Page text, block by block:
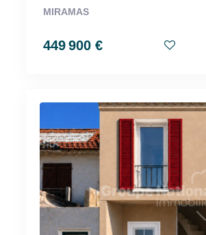
MIRAMAS
449 900 €